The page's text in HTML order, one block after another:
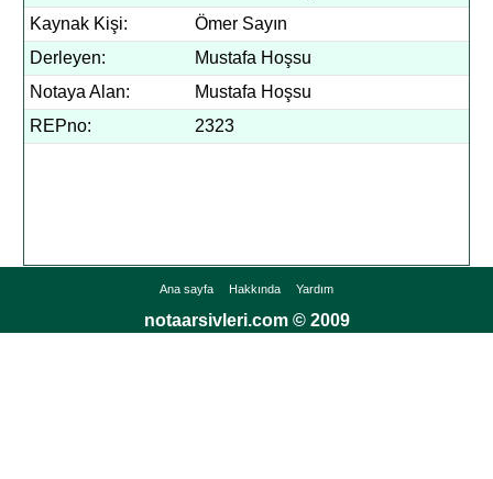
Kaynak Kişi:
Ömer Sayın
Derleyen:
Mustafa Hoşsu
Notaya Alan:
Mustafa Hoşsu
REPno:
2323
Ana sayfa Hakkında Yardım
notaarsivleri.com © 2009